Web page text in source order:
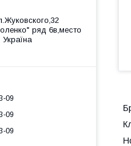
ряд 6в,место
09
09
09